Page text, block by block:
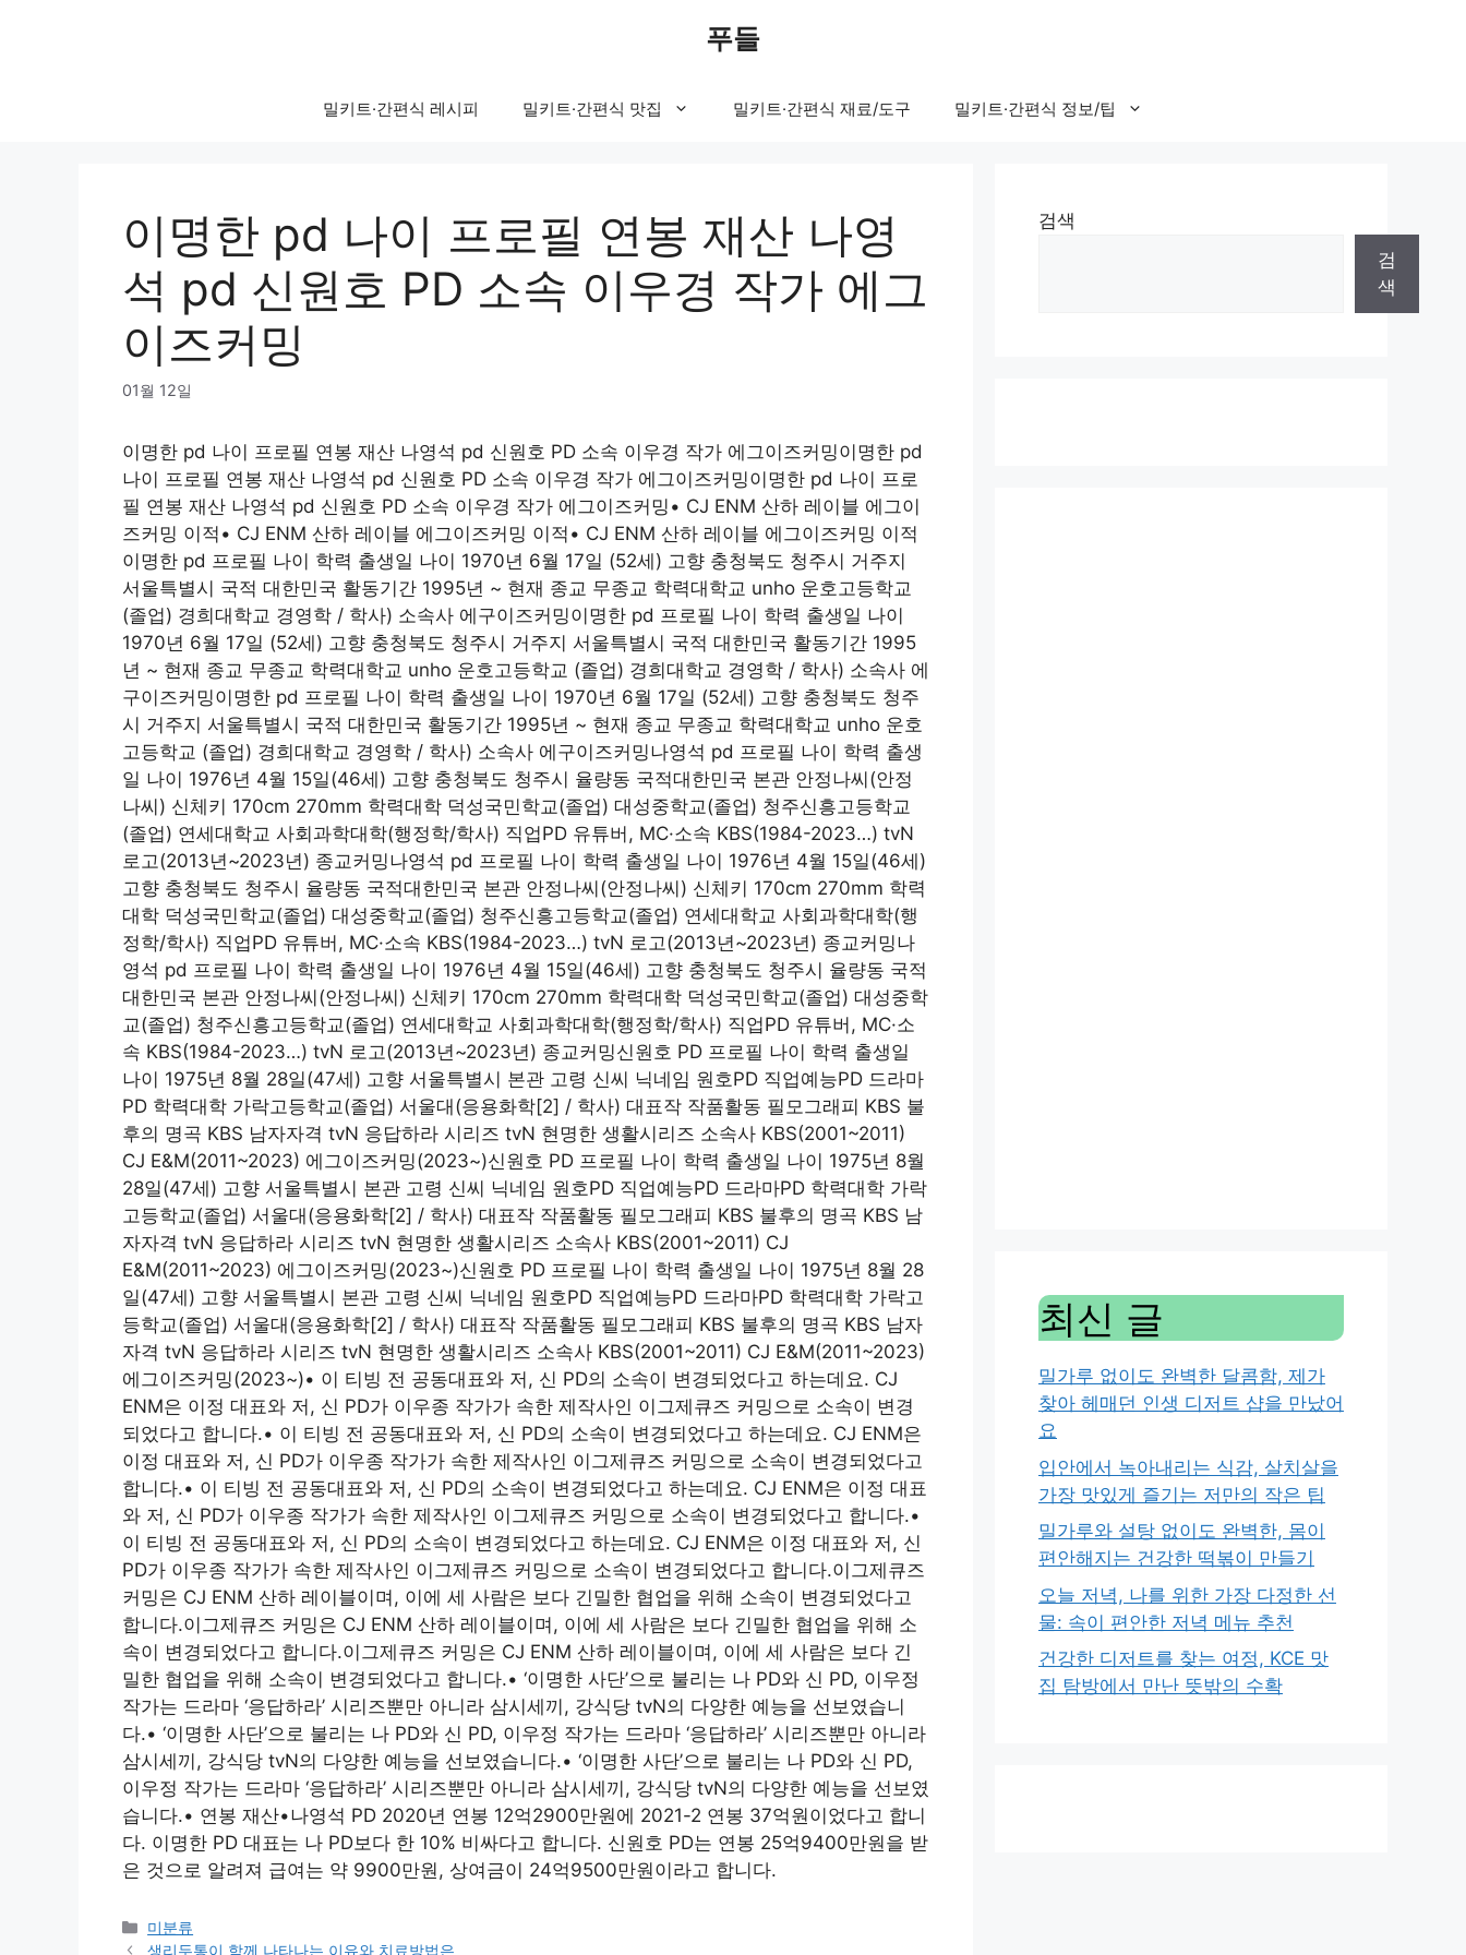
푸들
밀키트·간편식 레시피 밀키트·간편식 맛집 밀키트·간편식 재료/도구 밀키트·간편식 정보/팁
이명한 pd 나이 프로필 연봉 재산 나영
석 pd 신원호 PD 소속 이우경 작가 에그
이즈커밍
01월 12일
이명한 pd 나이 프로필 연봉 재산 나영석 pd 신원호 PD 소속 이우경 작가 에그이즈커밍이명한 pd
나이 프로필 연봉 재산 나영석 pd 신원호 PD 소속 이우경 작가 에그이즈커밍이명한 pd 나이 프로
필 연봉 재산 나영석 pd 신원호 PD 소속 이우경 작가 에그이즈커밍• CJ ENM 산하 레이블 에그이
즈커밍 이적• CJ ENM 산하 레이블 에그이즈커밍 이적• CJ ENM 산하 레이블 에그이즈커밍 이적
이명한 pd 프로필 나이 학력 출생일 나이 1970년 6월 17일 (52세) 고향 충청북도 청주시 거주지
서울특별시 국적 대한민국 활동기간 1995년 ~ 현재 종교 무종교 학력대학교 unho 운호고등학교
(졸업) 경희대학교 경영학 / 학사) 소속사 에구이즈커밍이명한 pd 프로필 나이 학력 출생일 나이
1970년 6월 17일 (52세) 고향 충청북도 청주시 거주지 서울특별시 국적 대한민국 활동기간 1995
년 ~ 현재 종교 무종교 학력대학교 unho 운호고등학교 (졸업) 경희대학교 경영학 / 학사) 소속사 에
구이즈커밍이명한 pd 프로필 나이 학력 출생일 나이 1970년 6월 17일 (52세) 고향 충청북도 청주
시 거주지 서울특별시 국적 대한민국 활동기간 1995년 ~ 현재 종교 무종교 학력대학교 unho 운호
고등학교 (졸업) 경희대학교 경영학 / 학사) 소속사 에구이즈커밍나영석 pd 프로필 나이 학력 출생
일 나이 1976년 4월 15일(46세) 고향 충청북도 청주시 율량동 국적대한민국 본관 안정나씨(안정
나씨) 신체키 170cm 270mm 학력대학 덕성국민학교(졸업) 대성중학교(졸업) 청주신흥고등학교
(졸업) 연세대학교 사회과학대학(행정학/학사) 직업PD 유튜버, MC·소속 KBS(1984-2023…) tvN
로고(2013년~2023년) 종교커밍나영석 pd 프로필 나이 학력 출생일 나이 1976년 4월 15일(46세)
고향 충청북도 청주시 율량동 국적대한민국 본관 안정나씨(안정나씨) 신체키 170cm 270mm 학력
대학 덕성국민학교(졸업) 대성중학교(졸업) 청주신흥고등학교(졸업) 연세대학교 사회과학대학(행
정학/학사) 직업PD 유튜버, MC·소속 KBS(1984-2023…) tvN 로고(2013년~2023년) 종교커밍나
영석 pd 프로필 나이 학력 출생일 나이 1976년 4월 15일(46세) 고향 충청북도 청주시 율량동 국적
대한민국 본관 안정나씨(안정나씨) 신체키 170cm 270mm 학력대학 덕성국민학교(졸업) 대성중학
교(졸업) 청주신흥고등학교(졸업) 연세대학교 사회과학대학(행정학/학사) 직업PD 유튜버, MC·소
속 KBS(1984-2023…) tvN 로고(2013년~2023년) 종교커밍신원호 PD 프로필 나이 학력 출생일
나이 1975년 8월 28일(47세) 고향 서울특별시 본관 고령 신씨 닉네임 원호PD 직업예능PD 드라마
PD 학력대학 가락고등학교(졸업) 서울대(응용화학[2] / 학사) 대표작 작품활동 필모그래피 KBS 불
후의 명곡 KBS 남자자격 tvN 응답하라 시리즈 tvN 현명한 생활시리즈 소속사 KBS(2001~2011)
CJ E&M(2011~2023) 에그이즈커밍(2023~)신원호 PD 프로필 나이 학력 출생일 나이 1975년 8월
28일(47세) 고향 서울특별시 본관 고령 신씨 닉네임 원호PD 직업예능PD 드라마PD 학력대학 가락
고등학교(졸업) 서울대(응용화학[2] / 학사) 대표작 작품활동 필모그래피 KBS 불후의 명곡 KBS 남
자자격 tvN 응답하라 시리즈 tvN 현명한 생활시리즈 소속사 KBS(2001~2011) CJ
E&M(2011~2023) 에그이즈커밍(2023~)신원호 PD 프로필 나이 학력 출생일 나이 1975년 8월 28
일(47세) 고향 서울특별시 본관 고령 신씨 닉네임 원호PD 직업예능PD 드라마PD 학력대학 가락고
등학교(졸업) 서울대(응용화학[2] / 학사) 대표작 작품활동 필모그래피 KBS 불후의 명곡 KBS 남자
자격 tvN 응답하라 시리즈 tvN 현명한 생활시리즈 소속사 KBS(2001~2011) CJ E&M(2011~2023)
에그이즈커밍(2023~)• 이 티빙 전 공동대표와 저, 신 PD의 소속이 변경되었다고 하는데요. CJ
ENM은 이정 대표와 저, 신 PD가 이우종 작가가 속한 제작사인 이그제큐즈 커밍으로 소속이 변경
되었다고 합니다.• 이 티빙 전 공동대표와 저, 신 PD의 소속이 변경되었다고 하는데요. CJ ENM은
이정 대표와 저, 신 PD가 이우종 작가가 속한 제작사인 이그제큐즈 커밍으로 소속이 변경되었다고
합니다.• 이 티빙 전 공동대표와 저, 신 PD의 소속이 변경되었다고 하는데요. CJ ENM은 이정 대표
와 저, 신 PD가 이우종 작가가 속한 제작사인 이그제큐즈 커밍으로 소속이 변경되었다고 합니다.•
이 티빙 전 공동대표와 저, 신 PD의 소속이 변경되었다고 하는데요. CJ ENM은 이정 대표와 저, 신
PD가 이우종 작가가 속한 제작사인 이그제큐즈 커밍으로 소속이 변경되었다고 합니다.이그제큐즈
커밍은 CJ ENM 산하 레이블이며, 이에 세 사람은 보다 긴밀한 협업을 위해 소속이 변경되었다고
합니다.이그제큐즈 커밍은 CJ ENM 산하 레이블이며, 이에 세 사람은 보다 긴밀한 협업을 위해 소
속이 변경되었다고 합니다.이그제큐즈 커밍은 CJ ENM 산하 레이블이며, 이에 세 사람은 보다 긴
밀한 협업을 위해 소속이 변경되었다고 합니다.• ‘이명한 사단’으로 불리는 나 PD와 신 PD, 이우정
작가는 드라마 ‘응답하라’ 시리즈뿐만 아니라 삼시세끼, 강식당 tvN의 다양한 예능을 선보였습니
다.• ‘이명한 사단’으로 불리는 나 PD와 신 PD, 이우정 작가는 드라마 ‘응답하라’ 시리즈뿐만 아니라
삼시세끼, 강식당 tvN의 다양한 예능을 선보였습니다.• ‘이명한 사단’으로 불리는 나 PD와 신 PD,
이우정 작가는 드라마 ‘응답하라’ 시리즈뿐만 아니라 삼시세끼, 강식당 tvN의 다양한 예능을 선보였
습니다.• 연봉 재산•나영석 PD 2020년 연봉 12억2900만원에 2021-2 연봉 37억원이었다고 합니
다. 이명한 PD 대표는 나 PD보다 한 10% 비싸다고 합니다. 신원호 PD는 연봉 25억9400만원을 받
은 것으로 알려져 급여는 약 9900만원, 상여금이 24억9500만원이라고 합니다.
Categories
미분류
생리두통이 함께 나타나는 이유와 치료방법은
검색
검
색
최신 글
밀가루 없이도 완벽한 달콤함, 제가
찾아 헤매던 인생 디저트 샵을 만났어
요
입안에서 녹아내리는 식감, 살치살을
가장 맛있게 즐기는 저만의 작은 팁
밀가루와 설탕 없이도 완벽한, 몸이
편안해지는 건강한 떡볶이 만들기
오늘 저녁, 나를 위한 가장 다정한 선
물: 속이 편안한 저녁 메뉴 추천
건강한 디저트를 찾는 여정, KCE 맛
집 탐방에서 만난 뜻밖의 수확